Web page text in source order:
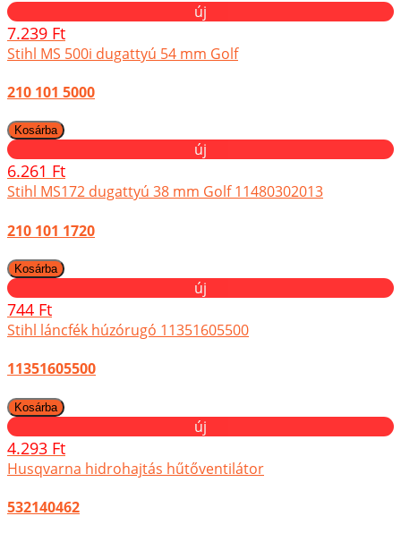
új
7.239 Ft
Stihl MS 500i dugattyú 54 mm Golf
210 101 5000
új
6.261 Ft
Stihl MS172 dugattyú 38 mm Golf 11480302013
210 101 1720
új
744 Ft
Stihl láncfék húzórugó 11351605500
11351605500
új
4.293 Ft
Husqvarna hidrohajtás hűtőventilátor
532140462